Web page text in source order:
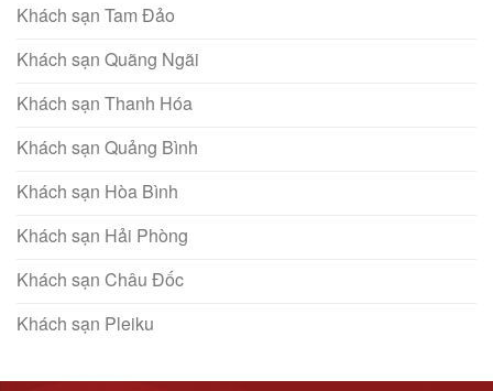
Khách sạn Tam Đảo
Khách sạn Quãng Ngãi
Khách sạn Thanh Hóa
Khách sạn Quảng Bình
Khách sạn Hòa Bình
Khách sạn Hải Phòng
Khách sạn Châu Đốc
Khách sạn Pleiku